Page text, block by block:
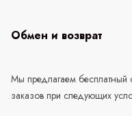
Обмен и возврат
Мы предлагаем бесплатный
заказов при следующих